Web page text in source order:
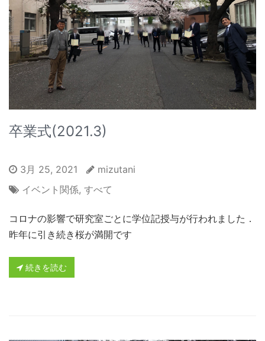
卒業式(2021.3)
3月 25, 2021
mizutani
イベント関係, すべて
コロナの影響で研究室ごとに学位記授与が行われました．
昨年に引き続き桜が満開です
続きを読む